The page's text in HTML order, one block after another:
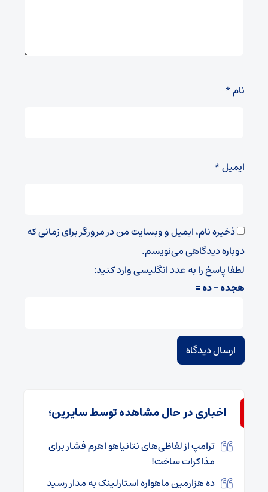
نام*
ایمیل*
ذخیره نام، ایمیل و وبسایت من در مرورگر برای زمانی که
دوباره دیدگاهی می‌نویسم.
لطفا پاسخ را به عدد انگلیسی وارد کنید:
هجده − ده =
اخباری در حال مشاهده توسط سایرین؛
ترامپ از لفاظی‌های نتانیاهو اهرم فشار برای
مذاکرات ساخت!
ده هزارمین ماهواره استارلینک به مدار رسید